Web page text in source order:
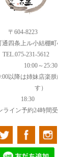
〒604-8223
四条上ル小結棚町
TEL.075-231-5612
10:00～25:30
以降は姉妹店楽
す）
18:30
ライン予約24時間受